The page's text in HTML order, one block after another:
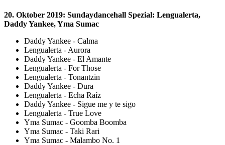
20. Oktober 2019: Sundaydancehall Spezial: Lengualerta,
Daddy Yankee, Yma Sumac
Daddy Yankee - Calma
Lengualerta - Aurora
Daddy Yankee - El Amante
Lengualerta - For Those
Lengualerta - Tonantzin
Daddy Yankee - Dura
Lengualerta - Echa Raíz
Daddy Yankee - Sigue me y te sigo
Lengualerta - True Love
Yma Sumac - Goomba Boomba
Yma Sumac - Taki Rari
Yma Sumac - Malambo No. 1